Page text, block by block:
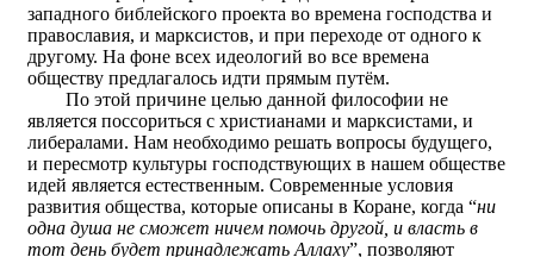
западного библейского проекта во времена господства и
православия, и марксистов, и при переходе от одного к
другому. На фоне всех идеологий во все времена
обществу предлагалось идти прямым путём.
По этой причине целью данной философии не
является поссориться с христианами и марксистами, и
либералами. Нам необходимо решать вопросы будущего,
и пересмотр культуры господствующих в нашем обществе
идей является естественным. Современные условия
развития общества, которые описаны в Коране, когда “ни
одна душа не сможет ничем помочь другой, и власть в
тот день будет принадлежать Аллаху”, позволяют